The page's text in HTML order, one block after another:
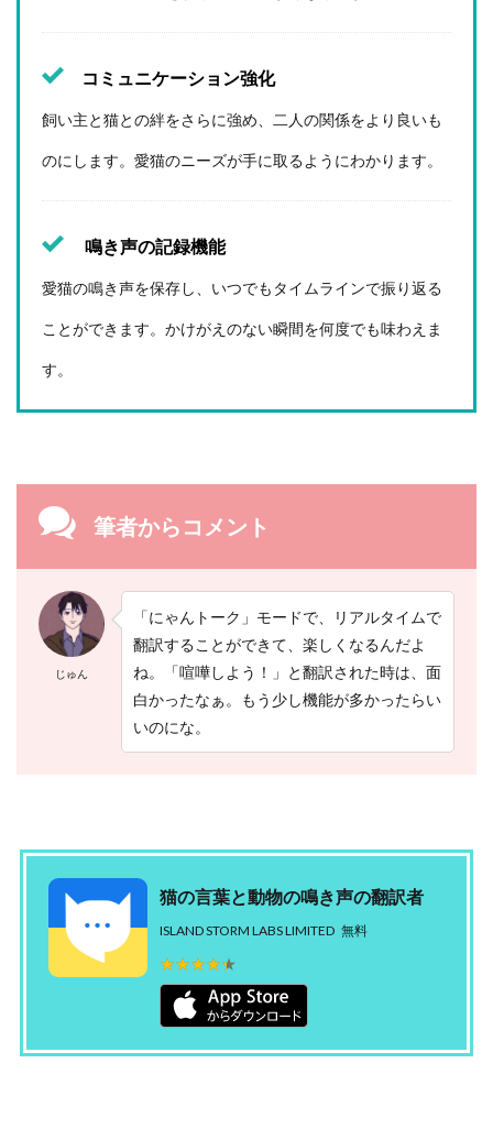
コミュニケーション強化
飼い主と猫との絆をさらに強め、二人の関係をより良いも
のにします。愛猫のニーズが手に取るようにわかります。
鳴き声の記録機能
愛猫の鳴き声を保存し、いつでもタイムラインで振り返る
ことができます。かけがえのない瞬間を何度でも味わえま
す。
筆者からコメント
じゅん
「にゃんトーク」モードで、リアルタイムで
翻訳することができて、楽しくなるんだよ
ね。「喧嘩しよう！」と翻訳された時は、面
白かったなぁ。もう少し機能が多かったらい
いのにな。
猫の言葉と動物の鳴き声の翻訳者
ISLAND STORM LABS LIMITED 無料
★★★★★
★★★★★